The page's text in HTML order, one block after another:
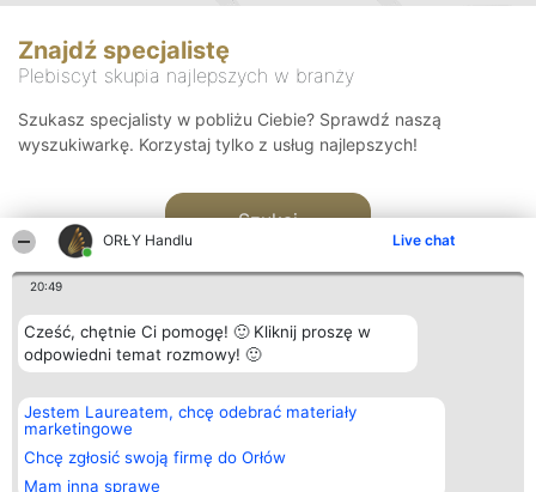
ORŁY Handlu Live chat
20:49
Cześć, chętnie Ci pomogę! 🙂 Kliknij proszę w
odpowiedni temat rozmowy! 🙂
Jestem Laureatem, chcę odebrać materiały
marketingowe
Chcę zgłosić swoją firmę do Orłów
Mam inną sprawę
Znajdź specjalistę
Plebiscyt skupia najlepszych w branży
Szukasz specjalisty w pobliżu Ciebie? Sprawdź naszą
wyszukiwarkę. Korzystaj tylko z usług najlepszych!
Szukaj
Organizator plebiscytu
Bright Side Solutions sp. z o.
o. sp. k.
ul. Ruska 22
Wrocław 50-079
KRS 0000749100 | Regon
Plebiscyt
Laureaci
wszystkich
Laureatów
Kontakt
Kontakt